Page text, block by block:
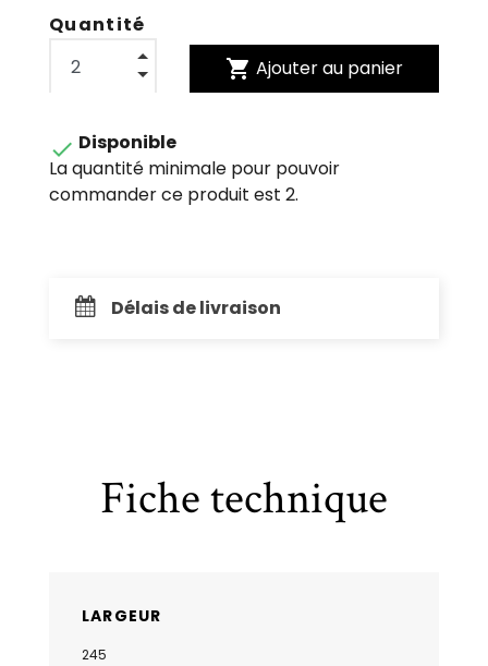
Quantité
shopping_cart Ajouter au panier
 Disponible
La quantité minimale pour pouvoir
commander ce produit est 2.
Délais de livraison
Fiche technique
LARGEUR
245